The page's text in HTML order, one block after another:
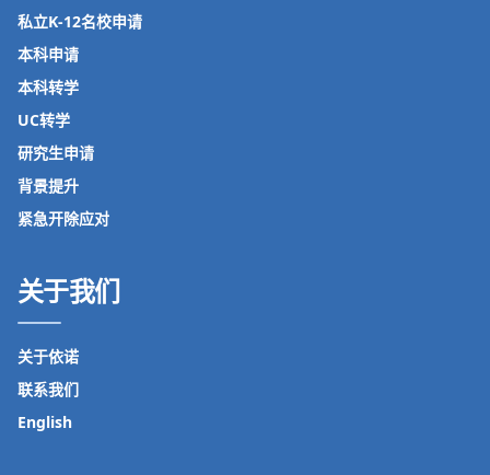
私立K-12名校申请
本科申请
本科转学
UC转学
研究生申请
背景提升
紧急开除应对
关于我们
关于依诺
联系我们
English